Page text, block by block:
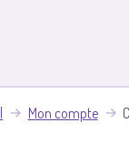
Mon compte